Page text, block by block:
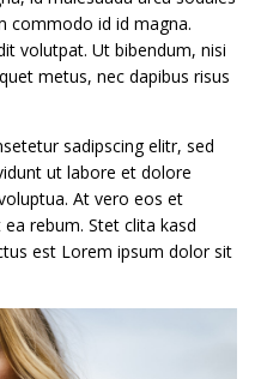
commodo id id magna.
volutpat. Ut bibendum, nisi
metus, nec dapibus risus
sadipscing elitr, sed
ut labore et dolore
At vero eos et
rebum. Stet clita kasd
est Lorem ipsum dolor sit